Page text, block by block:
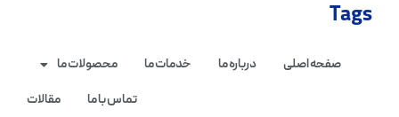
Tags
صفحه اصلی درباره ما خدمات ما
محصولات ما
تماس با ما
مقالات